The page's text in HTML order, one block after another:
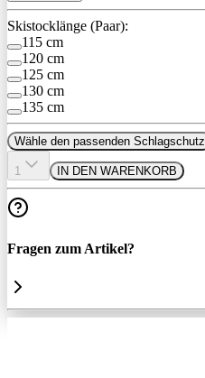
Skistocklänge (Paar):
115 cm
120 cm
125 cm
130 cm
135 cm
Wähle den passenden Schlagschutz
1 IN DEN WARENKORB
Fragen zum Artikel?